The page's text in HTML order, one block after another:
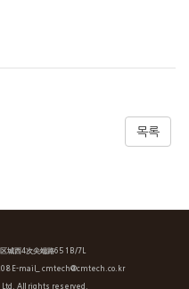
목록
城西4次尖端路65 1B/7L
E-mail_ cmtech@cmtech.co.kr
Ltd. All rights reserved.